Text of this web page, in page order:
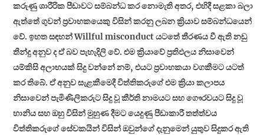
කරුණු ශාරීරික පීඩාවට සම්බන්ධ කර නොමැති අතර, එහිදී සළකා බලා
ඇත්තේ ගුවන් ප්‍රවාහකයෙකු විසින් කරනු ලබන ක්‍රියාව සම්බන්ධයෙන්
වේ. ඉහත සඳහන් Willful misconduct යටතේ තීරණය වී ඇති නඩු
තීන්දු අනුව ද ඒ බව පැහැදිලි වේ. එම ක්‍රියාවේ ප්‍රතිඵලය නිසාවෙන්
යම්කිසි අලාභයක් සිදු වන්නේ නම්, එයට ප්‍රවාහකයා වගකීමට යටත්
කර තිබේ. ඒ අනුව සැළකීමෙදී විත්තිකරුගේ එම ක්‍රියා කලාපය
නිසාවෙන් පැමිණිලිකරුට සිදු වූ කීර්ති නාමයට සහ ගෞරවයට සිදු වූ
හානිය සහ ඔහු විසින් මුහුණ දීමට යෙදුණු පීඩාකාරී තත්ත්වය
විත්තිකරුගේ සේවකයින් විසින් ඔවුන්ගේ දැනුමෙන් යුතුව සිදුකර ඇති